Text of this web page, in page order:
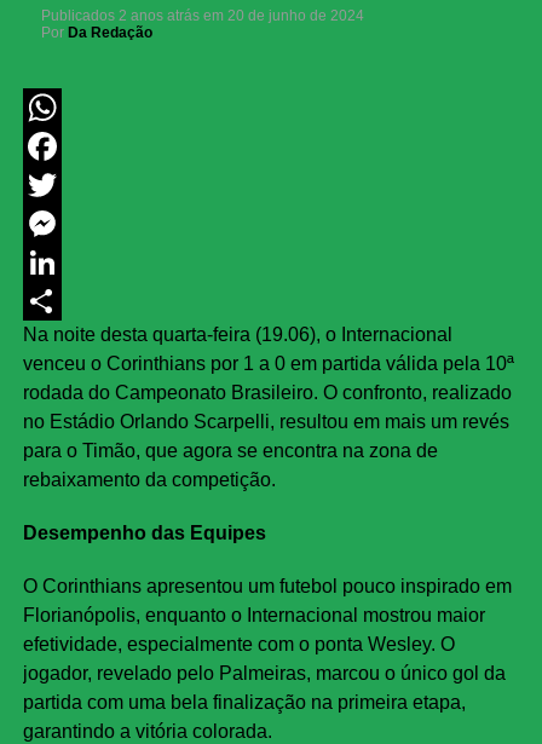
Publicados 2 anos atrás em 20 de junho de 2024
Por Da Redação
WhatsApp
Facebook
Twitter
Messenger
LinkedIn
Share
Na noite desta quarta-feira (19.06), o Internacional
venceu o Corinthians por 1 a 0 em partida válida pela 10ª
rodada do Campeonato Brasileiro. O confronto, realizado
no Estádio Orlando Scarpelli, resultou em mais um revés
para o Timão, que agora se encontra na zona de
rebaixamento da competição.
Desempenho das Equipes
O Corinthians apresentou um futebol pouco inspirado em
Florianópolis, enquanto o Internacional mostrou maior
efetividade, especialmente com o ponta Wesley. O
jogador, revelado pelo Palmeiras, marcou o único gol da
partida com uma bela finalização na primeira etapa,
garantindo a vitória colorada.